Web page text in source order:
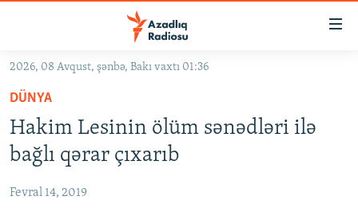
Əsas
qayıt
Əsas
naviqasiyaya
qayıt
Axtarışa
#İZAHLA
KORRUPSIOMETR
#ƏSLINDƏ
FƏRQƏ BAX
2026, 08 Avqust, şənbə, Bakı vaxtı 01:36
DÜNYA
Hakim Lesinin ölüm sənədləri ilə
bağlı qərar çıxarıb
Fevral 14, 2019